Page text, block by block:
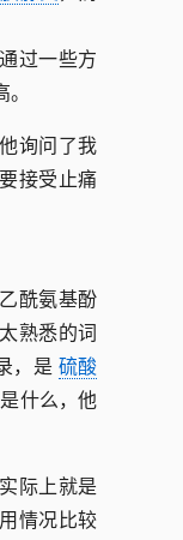
过一些方
询问了我
接受止痛
酰氨基酚
熟悉的词
，是 硫酸
什么，他
际上就是
情况比较